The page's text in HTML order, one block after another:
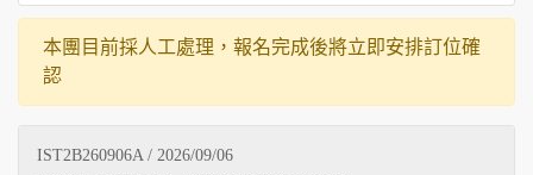
本團目前採人工處理，報名完成後將立即安排訂位確
認
IST2B260906A / 2026/09/06